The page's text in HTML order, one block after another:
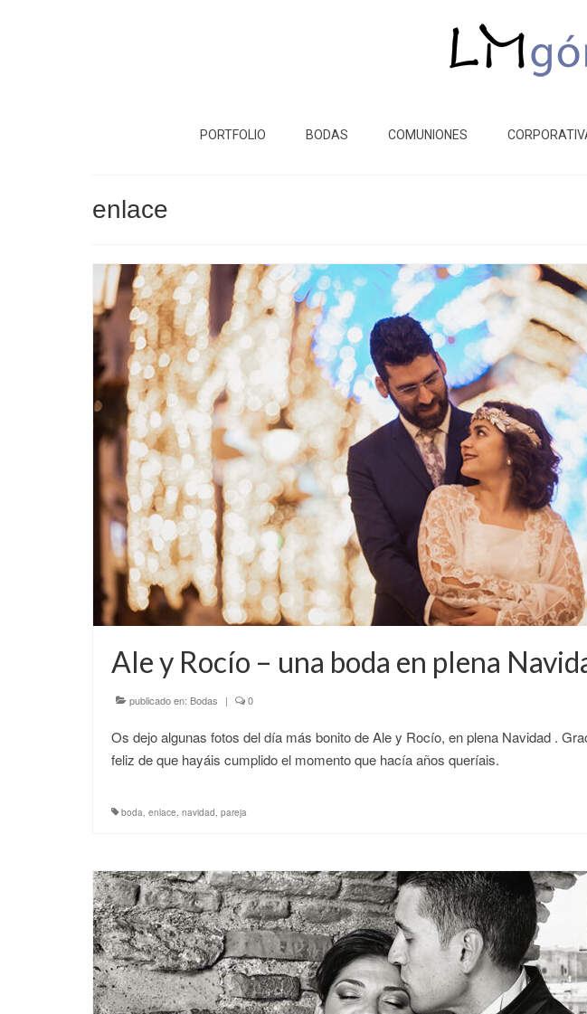
PORTFOLIO BODAS COMUNIONES
enlace
Ale y Rocío – una boda en plena
publicado en: Bodas | 0
Os dejo algunas fotos del día más bonito de Ale y Rocío, en plena Navidad .
feliz de que hayáis cumplido el momento que hacía años queríais.
boda enlace navidad pareja